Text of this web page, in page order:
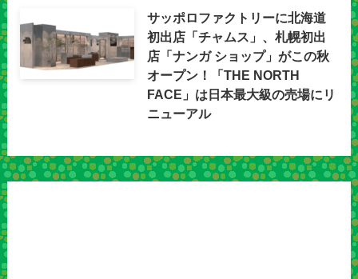
サッポロファクトリーに北海道
初出店「チャムス」、札幌初出
店「ナンガ ショップ」がこの秋
オープン！「THE NORTH
FACE」は日本最大級の売場にリ
ニューアル